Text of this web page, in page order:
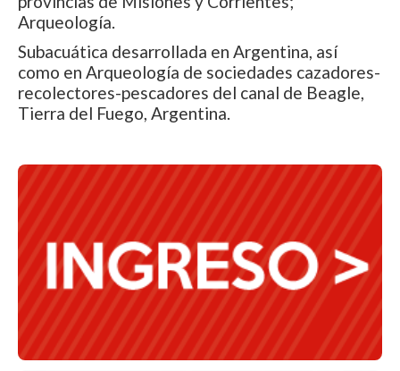
Arqueología.
Subacuática desarrollada en Argentina, así
como en Arqueología de sociedades cazadores-
recolectores-pescadores del canal de Beagle,
Tierra del Fuego, Argentina.